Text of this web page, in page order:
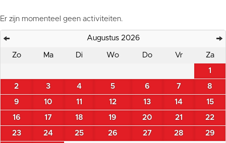
Er zijn momenteel geen activiteiten.
Augustus 2026
Zo Ma Di Wo Do Vr Za
1
2 3 4 5 6 7 8
9 10 11 12 13 14 15
16 17 18 19 20 21 22
23 24 25 26 27 28 29